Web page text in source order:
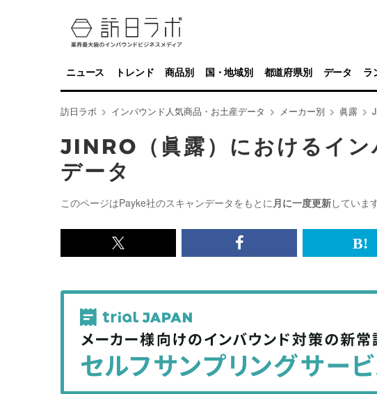
ニュース トレンド 商品別 国・地域別 都道府県別 データ ラ
訪日ラボ インバウンド人気商品・お土産データ メーカー別 眞露
JINRO（眞露）におけるイ
データ
このページはPayke社のスキャンデータをもとに月に一度更新していま
x<br>
記
事
を
シ
ェ
Facebook<br>
記
を
シ
ェ
は
な
ッ
ク
マ